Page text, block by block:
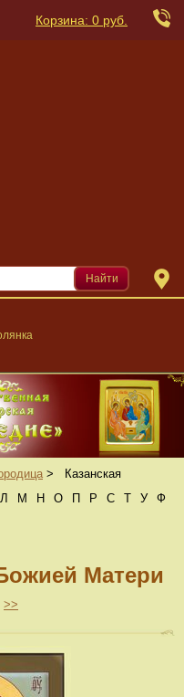
Корзина: 0 руб.
Найти
>
Казанская
Л М Н О П Р С Т У Ф
Матери
>>